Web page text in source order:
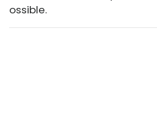
ossible.